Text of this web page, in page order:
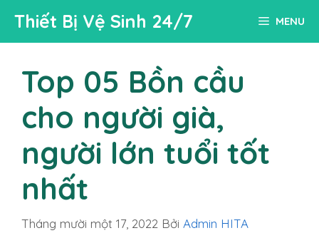
đến
nội
Thiết Bị Vệ Sinh 24/7 MENU
Top 05 Bồn cầu
cho người già,
người lớn tuổi tốt
nhất
Tháng mười một 17, 2022 Bởi Admin HITA